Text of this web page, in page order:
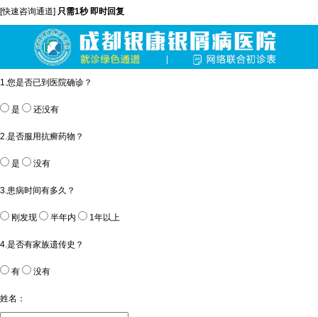
[快速咨询通道] 只需1秒 即时回复
1.您是否已到医院确诊？
是 还没有
2.是否服用抗癣药物？
是 没有
3.患病时间有多久？
刚发现 半年内 1年以上
4.是否有家族遗传史？
有 没有
姓名：